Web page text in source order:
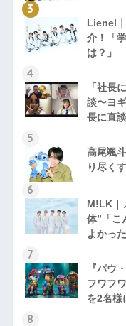
Lienel
介！「
は？」
「社長
談〜ヨ
長に直
高尾颯
り尽く
M!LK｜
体”「こ
よかった
『パウ
フワフ
を2名様